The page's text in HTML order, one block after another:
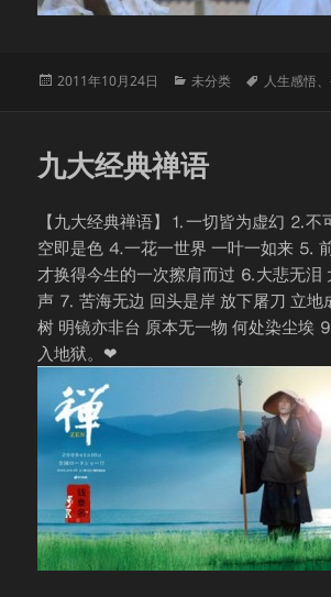
发
2011年10月24日
分
未分类
标
人生感悟、
九大经典禅语
【九大经典禅语】⒈一切皆为虚幻 ⒉
空即是色 ⒋一花一世界 一叶一如来 ⒌
才换得今生的一次擦肩而过 ⒍大悲无泪
声 ⒎ 苦海无边 回头是岸 放下屠刀 立
树 明镜亦非台 原本无一物 何处染尘埃
入地狱。❤